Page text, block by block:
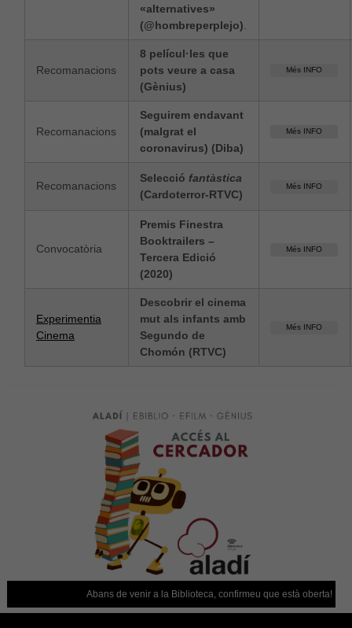
«alternatives»
(@hombreperplejo).
Recomanacions
8 películ·les que
pots veure a casa
(Gènius)
Més INFO
Recomanacions
Seguirem endavant
(malgrat el
coronavirus) (Diba)
Més INFO
Recomanacions
Selecció fantàstica
(Cardoterror-RTVC)
Més INFO
Convocatòria
Premis Finestra
Booktrailers –
Tercera Edició
(2020)
Més INFO
Experimentia
Cinema
Descobrir el cinema
mut als infants amb
Segundo de
Chomón (RTVC)
Més INFO
Abans de venir a la Biblioteca, confirmeu que està oberta!
Necessàries
Aquestes
cookies no
opcionals,